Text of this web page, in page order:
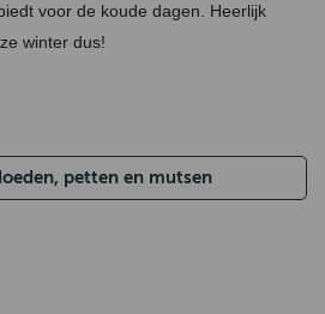
voor de koude dagen. Heerlijk
winter dus!
petten en mutsen